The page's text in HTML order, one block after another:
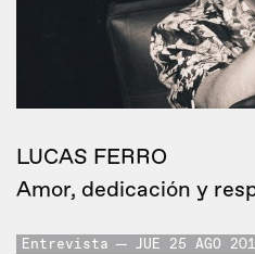
LUCAS FERRO
Amor, dedicación y
Entrevista JUE 25 AGO